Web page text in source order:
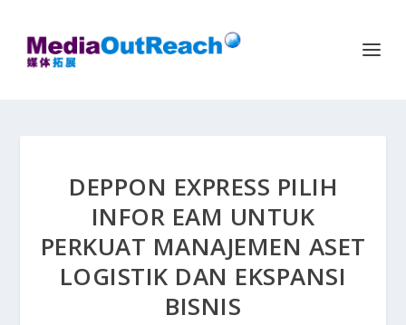
DEPPON EXPRESS PILIH
INFOR EAM UNTUK
PERKUAT MANAJEMEN ASET
LOGISTIK DAN EKSPANSI
BISNIS